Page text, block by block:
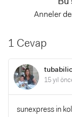
Anneler
1 Cevap
15 yıl
sunexpress in